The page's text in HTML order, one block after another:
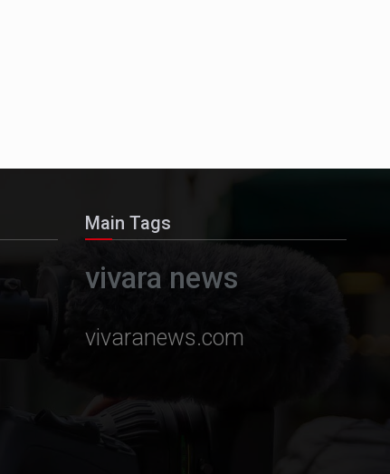
Main Tags
vivara news
vivaranews.com